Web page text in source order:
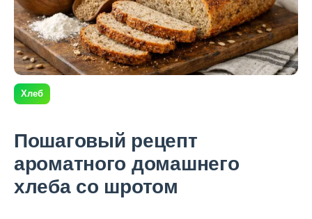
Хлеб
Пошаговый рецепт
ароматного домашнего
хлеба со шротом